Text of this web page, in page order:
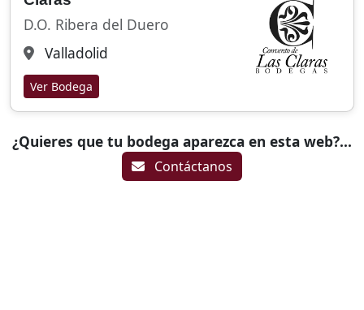
D.O. Ribera del Duero
Valladolid
Ver Bodega
¿Quieres que tu bodega aparezca en esta web?...
Contáctanos